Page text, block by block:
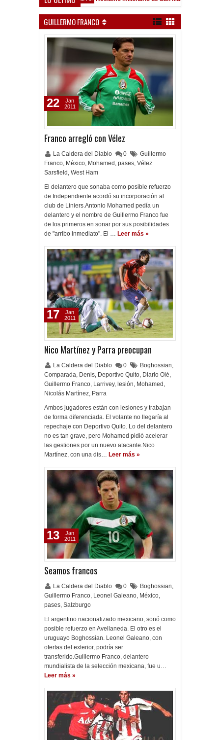
GUILLERMO FRANCO
Franco arregló con Vélez
La Caldera del Diablo 0
Guillermo
Franco, México, Mohamed , pases, Vélez
Sarsfield , West Ham
El delantero que sonaba como posible refuerzo
de Independiente acordó su incorporación al
club de Liniers.Antonio Mohamed pedía un
delantero y el nombre de Guillermo Franco fue
de los primeros en sonar por sus posibilidades
de "arribo inmediato". El … Leer más »
22
Jan
2011
Nico Martínez y Parra preocupan
La Caldera del Diablo 0 Boghossian,
Comparada, Denis, Deportivo Quito, Diario Olé,
Guillermo Franco, Larrivey, lesión, Mohamed ,
Nicolás Martínez, Parra
Ambos jugadores están con lesiones y trabajan
de forma diferenciada. El volante no llegaría al
repechaje con Deportivo Quito. Lo del delantero
no es tan grave, pero Mohamed pidió acelerar
las gestiones por un nuevo atacante.Nico
Martínez, con una dis… Leer más »
17
Jan
2011
Seamos francos
La Caldera del Diablo 0 Boghossian,
Guillermo Franco, Leonel Galeano, México,
pases, Salzburgo
El argentino nacionalizado mexicano, sonó como
posible refuerzo en Avellaneda. El otro es el
uruguayo Boghossian. Leonel Galeano, con
ofertas del exterior, podría ser
transferido.Guillermo Franco, delantero
mundialista de la selección mexicana, fue u…
Leer más »
13
Jan
2011